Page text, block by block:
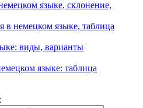
языке, склонение,
в немецком языке, таблица
виды, варианты
языке: таблица